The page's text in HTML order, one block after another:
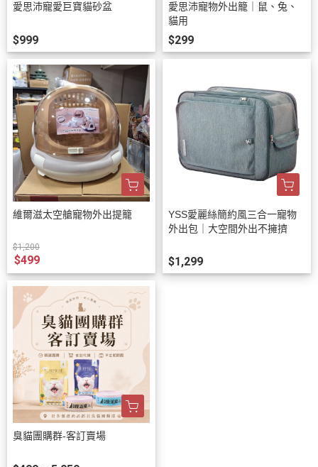
愛思沛寵愛巨寶貓砂盆
$999
愛思沛寵物外出籠｜鼠、兔、
貓用
$299
維爾滋太空艙寵物外出提籠
$1,200
$499
YSS愛麗絲簡約風三合一寵物
外出包｜大空間外出不擁擠
$1,299
臭貓團購群-客訂賣場